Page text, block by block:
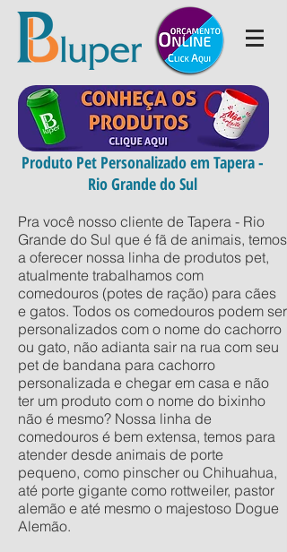
Produto Pet Personalizado em Tapera -
Rio Grande do Sul
Pra você nosso cliente de Tapera - Rio
Grande do Sul que é fã de animais, temos
a oferecer nossa linha de produtos pet,
atualmente trabalhamos com
comedouros (potes de ração) para cães
e gatos. Todos os comedouros podem ser
personalizados com o nome do cachorro
ou gato, não adianta sair na rua com seu
pet de bandana para cachorro
personalizada e chegar em casa e não
ter um produto com o nome do bixinho
não é mesmo? Nossa linha de
comedouros é bem extensa, temos para
atender desde animais de porte
pequeno, como pinscher ou Chihuahua,
até porte gigante como rottweiler, pastor
alemão e até mesmo o majestoso Dogue
Alemão.